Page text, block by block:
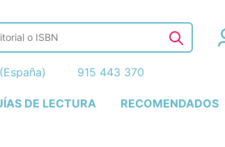
DE LECTURA RECOMENDADOS
915 443 370